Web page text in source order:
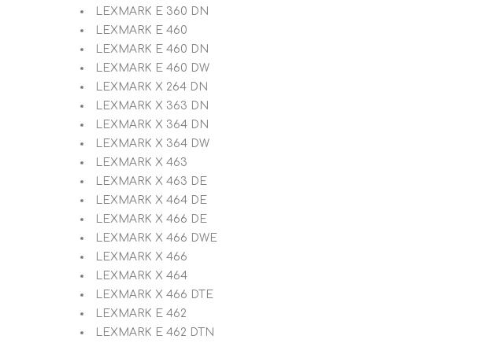
LEXMARK E 360 DN
LEXMARK E 460
LEXMARK E 460 DN
LEXMARK E 460 DW
LEXMARK X 264 DN
LEXMARK X 363 DN
LEXMARK X 364 DN
LEXMARK X 364 DW
LEXMARK X 463
LEXMARK X 463 DE
LEXMARK X 464 DE
LEXMARK X 466 DE
LEXMARK X 466 DWE
LEXMARK X 466
LEXMARK X 464
LEXMARK X 466 DTE
LEXMARK E 462
LEXMARK E 462 DTN